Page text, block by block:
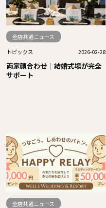
全店共通ニュース
トピックス
2026-02-28
両家顔合わせ｜結婚式場が完全
サポート
全店共通ニュース